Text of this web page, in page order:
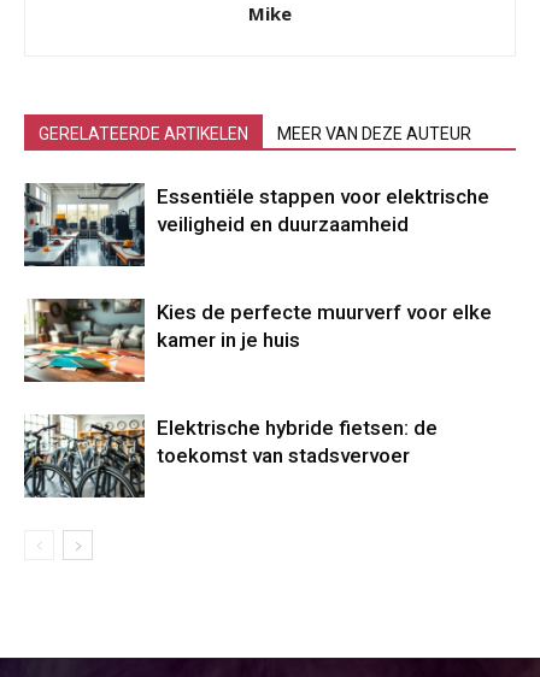
Mike
GERELATEERDE ARTIKELEN MEER VAN DEZE AUTEUR
Essentiële stappen voor elektrische
veiligheid en duurzaamheid
Kies de perfecte muurverf voor elke
kamer in je huis
Elektrische hybride fietsen: de
toekomst van stadsvervoer